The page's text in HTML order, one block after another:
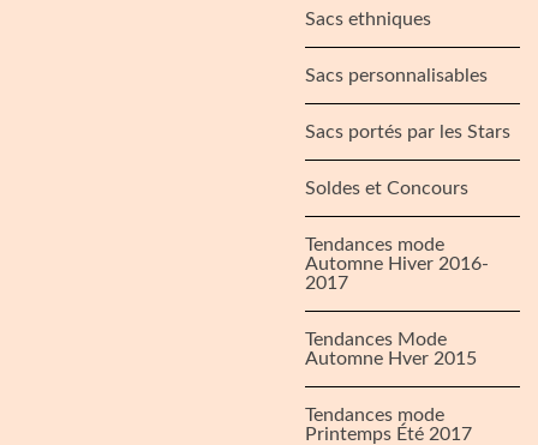
Sacs ethniques
Sacs personnalisables
Sacs portés par les Stars
Soldes et Concours
Tendances mode
Automne Hiver 2016-
2017
Tendances Mode
Automne Hver 2015
Tendances mode
Printemps Été 2017